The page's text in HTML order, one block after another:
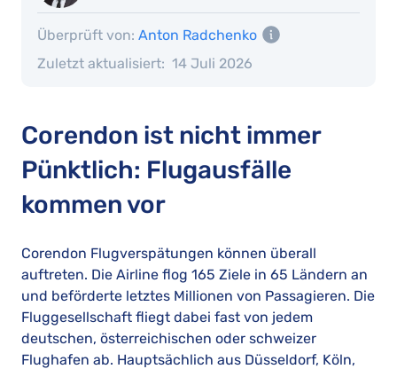
Zuletzt aktualisiert: 14 Juli 2026
Überprüft von: Anton Radchenko
Corendon ist nicht immer
Pünktlich: Flugausfälle
kommen vor
Corendon Flugverspätungen können überall
auftreten. Die Airline flog 165 Ziele in 65 Ländern an
und beförderte letztes Millionen von Passagieren. Die
Fluggesellschaft fliegt dabei fast von jedem
deutschen, österreichischen oder schweizer
Flughafen ab. Hauptsächlich aus Düsseldorf, Köln,